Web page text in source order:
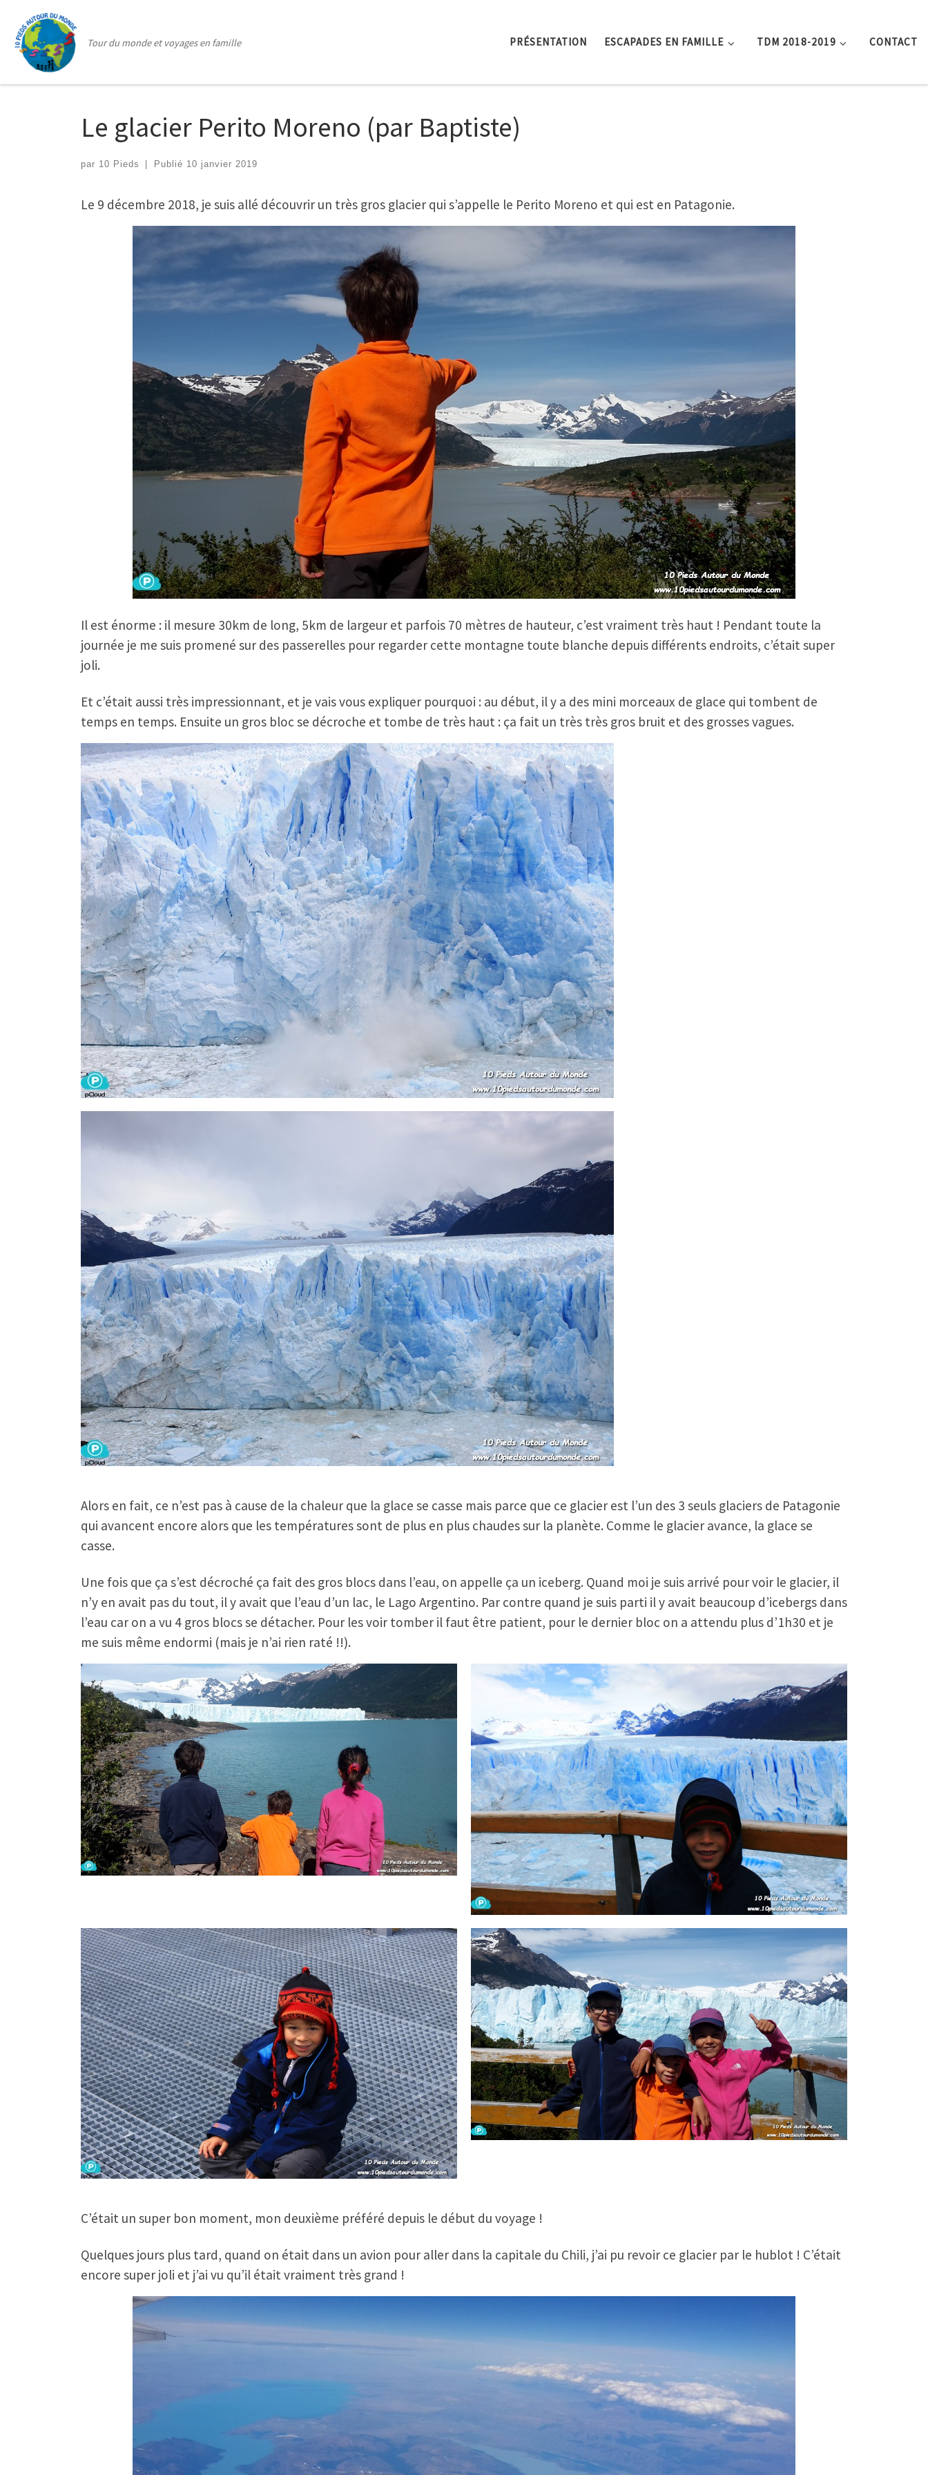
Passer au contenu
Tour du monde et voyages en famille PRÉSENTATION ESCAPADES EN FAMILLE TDM 2018-2019 CONTACT
Le glacier Perito Moreno (par Baptiste)
par 10 Pieds Publié 10 janvier 2019
Le 9 décembre 2018, je suis allé découvrir un très gros glacier qui s’appelle le Perito Moreno et qui est en Patagonie.
Il est énorme : il mesure 30km de long, 5km de largeur et parfois 70 mètres de hauteur, c’est vraiment très haut ! Pendant toute la
journée je me suis promené sur des passerelles pour regarder cette montagne toute blanche depuis différents endroits, c’était super
joli.
Et c’était aussi très impressionnant, et je vais vous expliquer pourquoi : au début, il y a des mini morceaux de glace qui tombent de
temps en temps. Ensuite un gros bloc se décroche et tombe de très haut : ça fait un très très gros bruit et des grosses vagues.
Alors en fait, ce n’est pas à cause de la chaleur que la glace se casse mais parce que ce glacier est l’un des 3 seuls glaciers de Patagonie
qui avancent encore alors que les températures sont de plus en plus chaudes sur la planète. Comme le glacier avance, la glace se
casse.
Une fois que ça s’est décroché ça fait des gros blocs dans l’eau, on appelle ça un iceberg. Quand moi je suis arrivé pour voir le glacier, il
n’y en avait pas du tout, il y avait que l’eau d’un lac, le Lago Argentino. Par contre quand je suis parti il y avait beaucoup d’icebergs dans
l’eau car on a vu 4 gros blocs se détacher. Pour les voir tomber il faut être patient, pour le dernier bloc on a attendu plus d’1h30 et je
me suis même endormi (mais je n’ai rien raté !!).
C’était un super bon moment, mon deuxième préféré depuis le début du voyage !
Quelques jours plus tard, quand on était dans un avion pour aller dans la capitale du Chili, j’ai pu revoir ce glacier par le hublot ! C’était
encore super joli et j’ai vu qu’il était vraiment très grand !